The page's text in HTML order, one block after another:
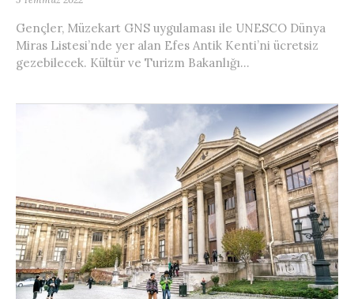
Gençler, Müzekart GNS uygulaması ile UNESCO Dünya
Miras Listesi’nde yer alan Efes Antik Kenti’ni ücretsiz
gezebilecek. Kültür ve Turizm Bakanlığı...